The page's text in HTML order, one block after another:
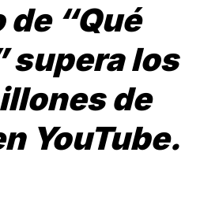
de “Qué
supera los
de
YouTube.